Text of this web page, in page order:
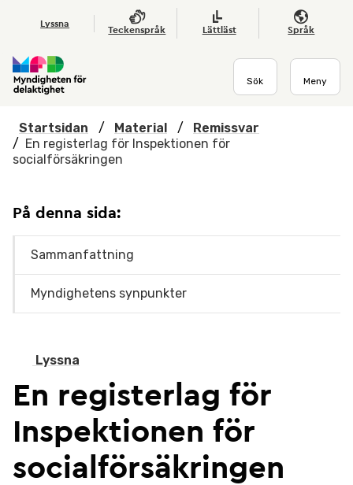
Hoppa till huvudmenyn
Lyssna
Teckenspråk Lättläst Språk
Sök Meny
Startsidan / Material /
Remissvar
/ En registerlag för Inspektionen för
socialförsäkringen
Lyssna
En registerlag för
Inspektionen för
socialförsäkringen
På denna sida:
Sammanfattning
Myndighetens synpunkter